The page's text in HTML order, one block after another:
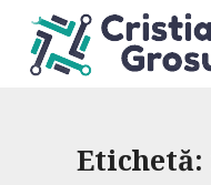
Etichetă: